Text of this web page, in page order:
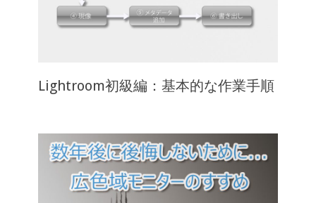
Lightroom初級編：基本的な作業手順